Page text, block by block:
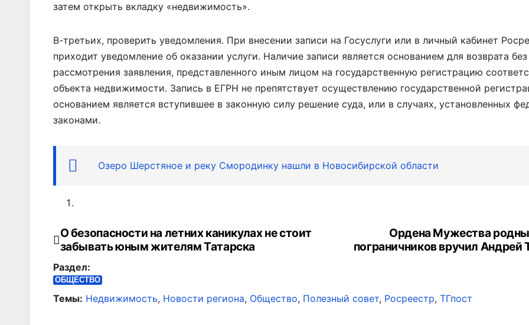
затем открыть вкладку «недвижимость».
В-третьих, проверить уведомления. При внесении записи на Госуслуги или в личный кабинет
приходит уведомление об оказании услуги. Наличие записи является основанием для возврата без
рассмотрения заявления, представленного иным лицом на государственную регистрацию
объекта недвижимости. Запись в ЕГРН не препятствует осуществлению государственной
основанием является вступившее в законную силу решение суда, или в случаях, установленных
законами.
Озеро Шерстяное и реку Смородинку нашли в Новосибирской области
Навигация
по
записям
Ордена Мужества
пограничников вручил Андрей
О безопасности на летних каникулах не стоит
забывать юным жителям Татарска
Раздел:
ОБЩЕСТВО
Темы: Недвижимость, Новости региона, Общество, Полезный совет, Росреестр, ТГпост